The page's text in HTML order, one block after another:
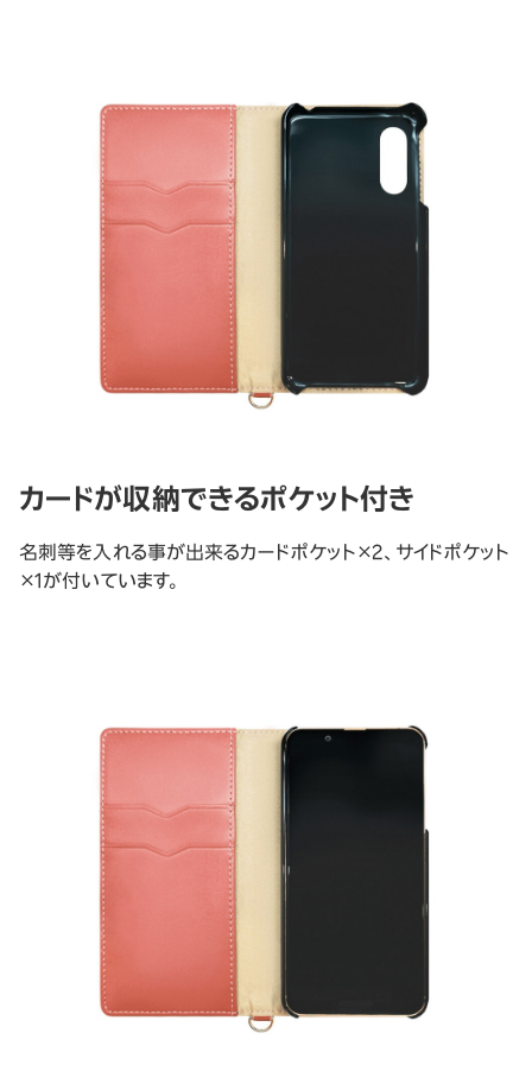
カードが収納できるポケット付き
名刺等を入れる事が出来るカードポケット×2、サイドポケット
×1が付いています。